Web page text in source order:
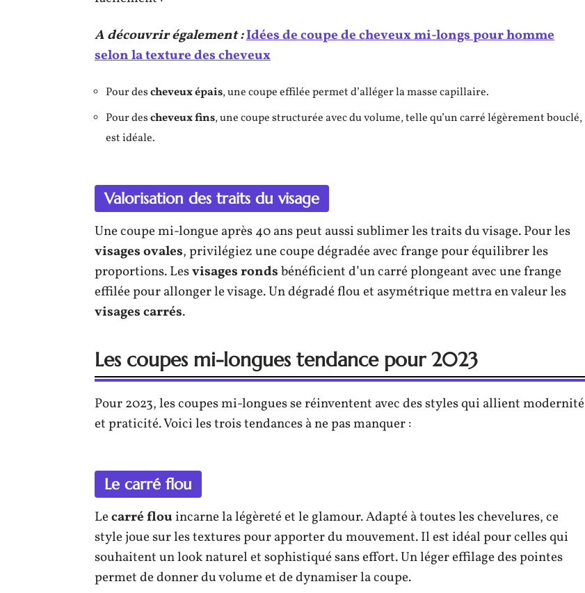
A découvrir également :Idées de coupe de cheveux mi-longs pour homme
selon la texture des cheveux
Pour descheveux épais, une coupe effilée permet d’alléger la masse capillaire.
Pour descheveux fins, une coupe structurée avec du volume, telle qu’un carré légèrement bouclé,
est idéale.
Valorisation des traits du visage
Une coupe mi-longue après 40 ans peut aussi sublimer les traits du visage. Pour les
visages ovales, privilégiez une coupe dégradée avec frange pour équilibrer les
proportions. Lesvisages rondsbénéficient d’un carré plongeant avec une frange
effilée pour allonger le visage. Un dégradé flou et asymétrique mettra en valeur les
visages carrés.
Les coupes mi-longues tendance pour 2023
Pour 2023, les coupes mi-longues se réinventent avec des styles qui allient modernité
et praticité. Voici les trois tendances à ne pas manquer :
Le carré flou
Lecarré flouincarne la légèreté et le glamour. Adapté à toutes les chevelures, ce
style joue sur les textures pour apporter du mouvement. Il est idéal pour celles qui
souhaitent un look naturel et sophistiqué sans effort. Un léger effilage des pointes
permet de donner du volume et de dynamiser la coupe.